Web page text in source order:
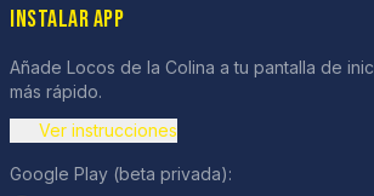
INSTALAR APP
Añade Locos de la Colina a tu pantalla de
más rápido.
Ver instrucciones
Google Play (beta privada):